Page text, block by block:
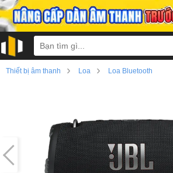
Thiết bị âm thanh › Loa › Loa Bluetooth